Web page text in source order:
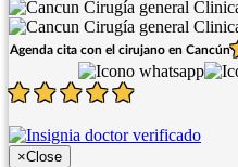
Agenda cita con el cirujano en Cancún
×Close